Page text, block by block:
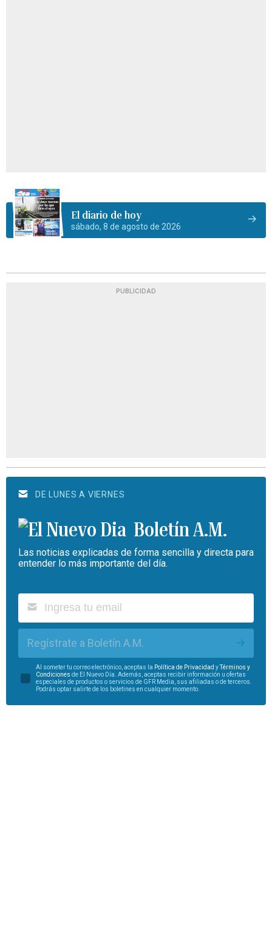
El diario de hoy
sábado, 8 de agosto de 2026
PUBLICIDAD
DE LUNES A VIERNES
Boletín A.M.
Las noticias explicadas de forma sencilla y directa para
entender lo más importante del día.
Regístrate a Boletín A.M.
Al someter tu correo electrónico, aceptas la Política de Privacidad yTérminos y
Condiciones de El Nuevo Día. Además, aceptas recibir información u ofertas
especiales de productos o servicios de GFR Media, sus afiliadas o de terceros.
Podrás optar salirte de los boletines en cualquier momento.